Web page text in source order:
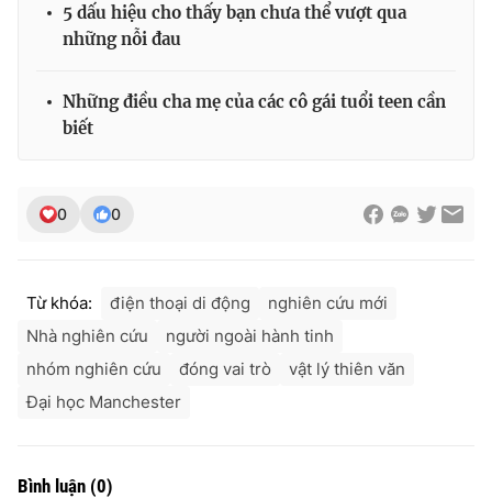
Cơ quan báo chí:Thời báo VTV
Giấy phép hoạt động báo in và báo điện tử số 483/GP-BTTTT
Tổng Biên tập:Vũ Thanh Thủy
Phó Tổng Biên tập:
Tổng đài VTV:
Ðiện thoại Thời báo VTV:
5 dấu hiệu cho thấy bạn chưa thể vượt qua
những nỗi đau
Những điều cha mẹ của các cô gái tuổi teen cần
biết
0 0
Từ khóa: điện thoại di động
nghiên cứu mới
Nhà nghiên cứu
người ngoài hành tinh
nhóm nghiên cứu
đóng vai trò
vật lý thiên văn
Đại học Manchester
Bình luận (0)